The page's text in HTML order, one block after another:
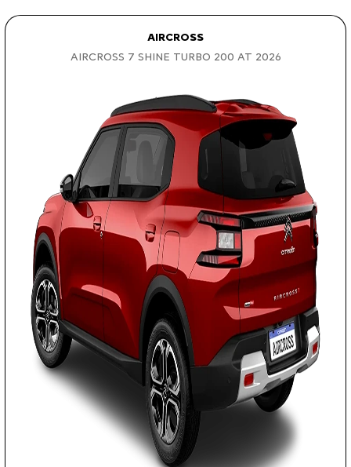
AIRCROSS
AIRCROSS 7 SHINE TURBO 200 AT 2026